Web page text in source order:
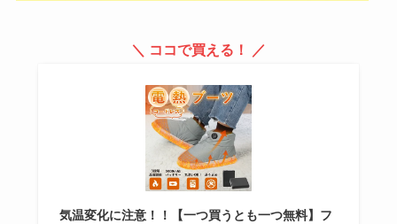
＼ ココで買える！ ／
気温変化に注意！！【一つ買うとも一つ無料】フ